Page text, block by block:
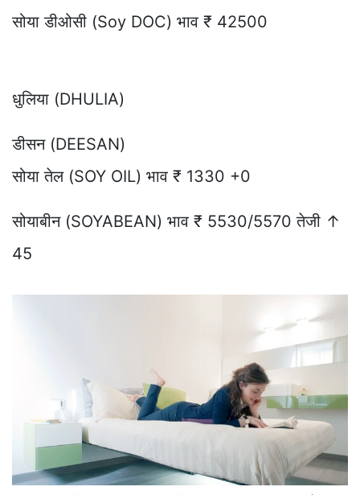
सोया डीओसी (Soy DOC) भाव ₹ 42500
धुलिया (DHULIA)
डीसन (DEESAN)
सोया तेल (SOY OIL) भाव ₹ 1330 +0
सोयाबीन (SOYABEAN) भाव ₹ 5530/5570 तेजी ↑
45